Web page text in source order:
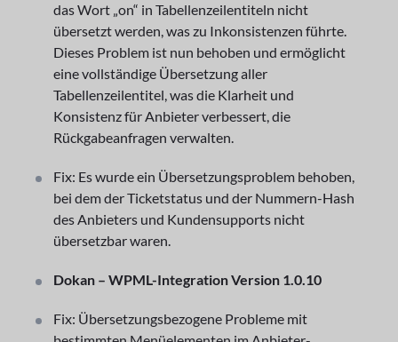
das Wort „on“ in Tabellenzeilentiteln nicht
übersetzt werden, was zu Inkonsistenzen führte.
Dieses Problem ist nun behoben und ermöglicht
eine vollständige Übersetzung aller
Tabellenzeilentitel, was die Klarheit und
Konsistenz für Anbieter verbessert, die
Rückgabeanfragen verwalten.
Fix: Es wurde ein Übersetzungsproblem behoben,
bei dem der Ticketstatus und der Nummern-Hash
des Anbieters und Kundensupports nicht
übersetzbar waren.
Dokan – WPML-Integration Version 1.0.10
Fix: Übersetzungsbezogene Probleme mit